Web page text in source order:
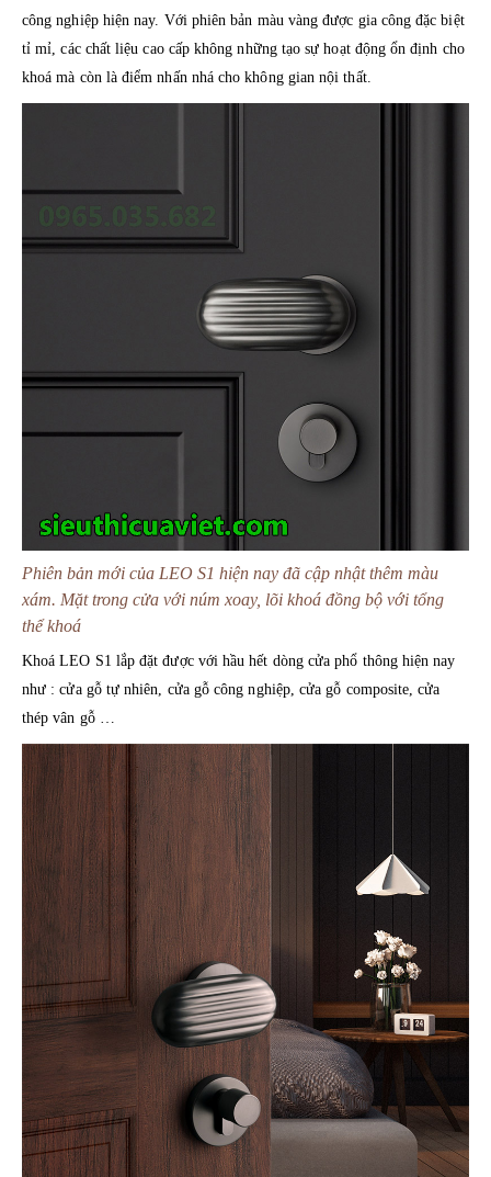
công nghiệp hiện nay. Với phiên bản màu vàng được gia công đặc biệt
tỉ mỉ, các chất liệu cao cấp không những tạo sự hoạt động ổn định cho
khoá mà còn là điểm nhấn nhá cho không gian nội thất.
Phiên bản mới của LEO S1 hiện nay đã cập nhật thêm màu
xám. Mặt trong cửa với núm xoay, lõi khoá đồng bộ với tổng
thể khoá
Khoá LEO S1 lắp đặt được với hầu hết dòng cửa phổ thông hiện nay
như : cửa gỗ tự nhiên, cửa gỗ công nghiệp, cửa gỗ composite, cửa
thép vân gỗ …